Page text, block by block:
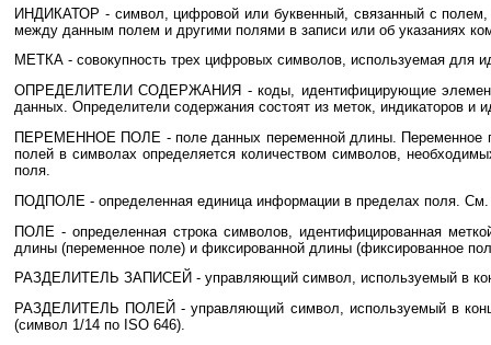
ИНДИКАТОР - символ, цифровой или буквенный, связанный с
между данным полем и другими полями в записи или об указаниях
МЕТКА - совокупность трех цифровых символов, используемая для
ОПРЕДЕЛИТЕЛИ СОДЕРЖАНИЯ - коды, идентифицирующие
данных. Определители содержания состоят из меток, индикаторов и
ПЕРЕМЕННОЕ ПОЛЕ - поле данных переменной длины. Переменное
полей в символах определяется количеством символов,
поля.
ПОДПОЛЕ - определенная единица информации в пределах поля.
ПОЛЕ - определенная строка символов, идентифицированная
длины (переменное поле) и фиксированной длины (фиксированное
РАЗДЕЛИТЕЛЬ ЗАПИСЕЙ - управляющий символ, используемый в
РАЗДЕЛИТЕЛЬ ПОЛЕЙ - управляющий символ, используемый в
(символ 1/14 по ISO 646).